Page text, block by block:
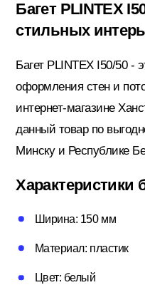
Металлопрокат
Плита OSB;
Потолочный
Стеклохолст;
Багет PLINTEX
стильных
Багет PLINTEX I50/50 -
оформления стен и
интернет-магазине
данный товар по
Минску и Республике
Характеристики
Ширина: 150 мм
Материал: пластик
Цвет: белый